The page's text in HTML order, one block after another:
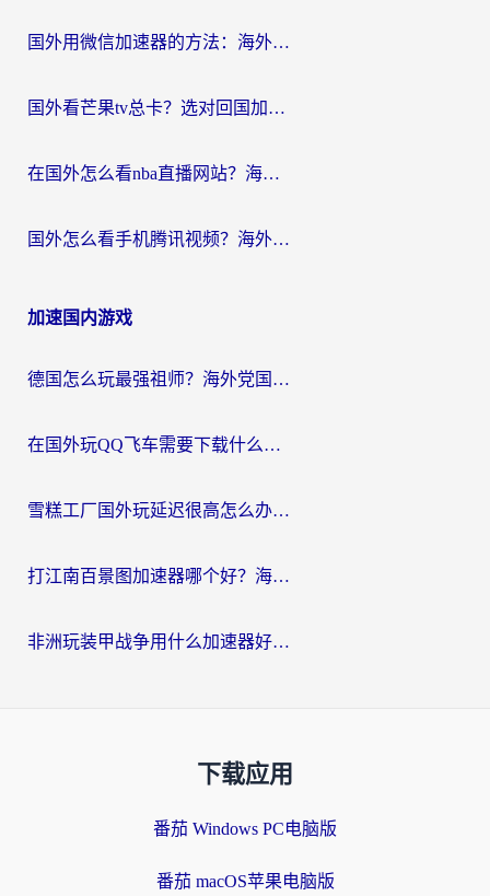
国外用微信加速器的方法：海外党无缝连接国内生活的实用指南
国外看芒果tv总卡？选对回国加速器，轻松追《浪姐》不费劲
在国外怎么看nba直播网站？海外党专属体育观赛指南，告别地区限制！
国外怎么看手机腾讯视频？海外党亲测有效的追剧加速器选择指南
加速国内游戏
德国怎么玩最强祖师？海外党国服游戏加速器选择全攻略（附宝可梦Online实测）
在国外玩QQ飞车需要下载什么加速器呢？海外党亲测有效的国服游戏加速指南
雪糕工厂国外玩延迟很高怎么办？海外玩家国服游戏加速终极攻略（附实测推荐）
打江南百景图加速器哪个好？海外党踩坑N次后，终于找到不卡的秘诀
非洲玩装甲战争用什么加速器好？海外党亲测有效的国服游戏加速方案
下载应用
番茄 Windows PC电脑版
番茄 macOS苹果电脑版